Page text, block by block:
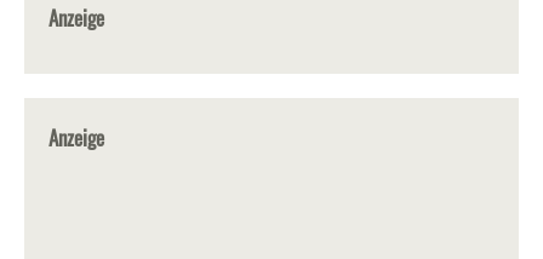
Anzeige
Anzeige